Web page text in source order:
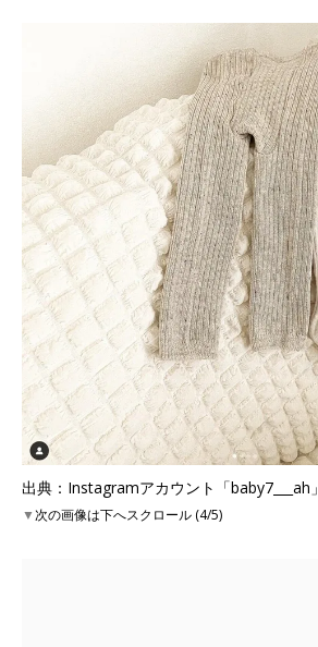
出典：Instagramアカウント「baby7___ah」
▼次の画像は下へスクロール (4/5)